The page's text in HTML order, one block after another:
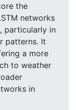
the
networks
particularly in
patterns. It
a more
to weather
in